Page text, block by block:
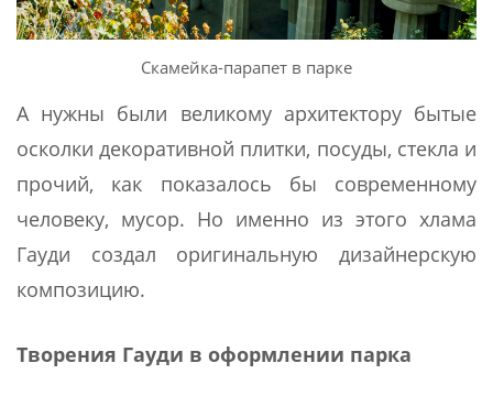
Скамейка-парапет в парке
А нужны были великому архитектору бытые
осколки декоративной плитки, посуды, стекла и
прочий, как показалось бы современному
человеку, мусор. Но именно из этого хлама
Гауди создал оригинальную дизайнерскую
композицию.
Творения Гауди в оформлении парка